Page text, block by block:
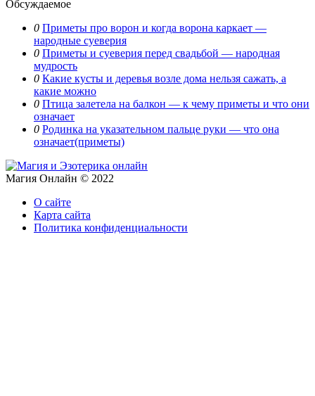
Обсуждаемое
0 Приметы про ворон и когда ворона каркает —
народные суеверия
0 Приметы и суеверия перед свадьбой — народная
мудрость
0 Какие кусты и деревья возле дома нельзя сажать, а
какие можно
0 Птица залетела на балкон — к чему приметы и что они
означает
0 Родинка на указательном пальце руки — что она
означает(приметы)
Магия Онлайн © 2022
О сайте
Карта сайта
Политика конфиденциальности